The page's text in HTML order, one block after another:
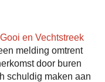
en Vechtstreek
melding omtrent
door buren
schuldig maken aan